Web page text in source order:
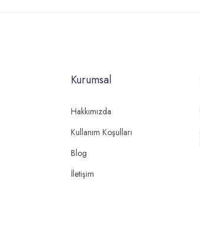
Kurumsal
Hakkımızda
Kullanım Koşulları
Blog
İletişim